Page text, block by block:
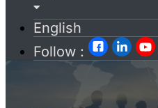
English
Follow :